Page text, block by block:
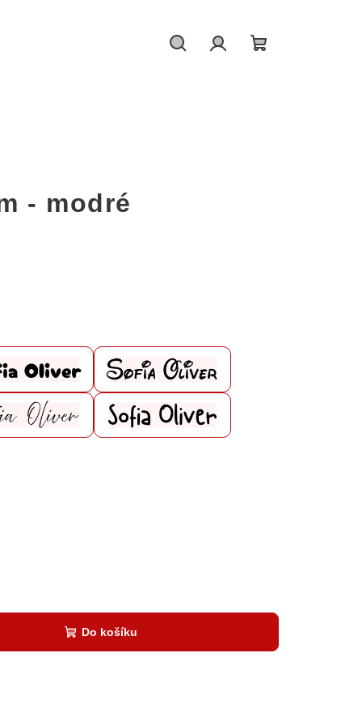
- modré
Do košíku